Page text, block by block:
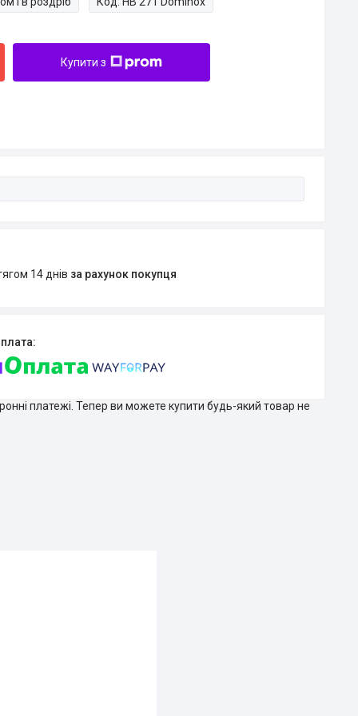
Купити з
14 днів за рахунок покупця
платежі. Тепер ви можете купити будь-який товар не